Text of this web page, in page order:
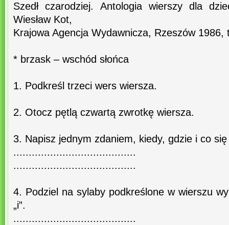
Szedł czarodziej. Antologia wierszy dla
Wiesław Kot,
Krajowa Agencja Wydawnicza, Rzeszów 1986,
* brzask – wschód słońca
1. Podkreśl trzeci wers wiersza.
2. Otocz pętlą czwartą zwrotkę wiersza.
3. Napisz jednym zdaniem, kiedy, gdzie i co
........................................
........................................
4. Podziel na sylaby podkreślone w wierszu
„i”.
........................................